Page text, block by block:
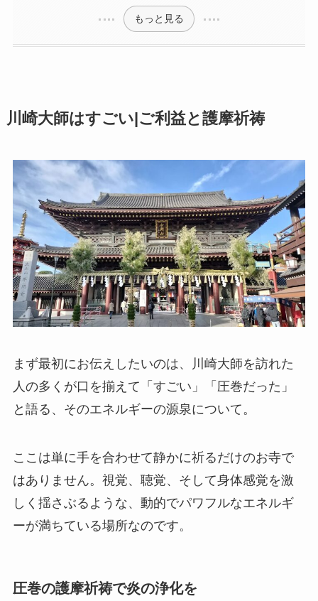
もっと見る
川崎大師はすごい|ご利益と護摩祈祷
まず最初にお伝えしたいのは、川崎大師を訪れた
人の多くが口を揃えて「すごい」「圧巻だった」
と語る、そのエネルギーの源泉について。
ここは単に手を合わせて静かに祈るだけのお寺で
はありません。視覚、聴覚、そして身体感覚を激
しく揺さぶるような、動的でパワフルなエネルギ
ーが満ちている場所なのです。
圧巻の護摩祈祷で炎の浄化を